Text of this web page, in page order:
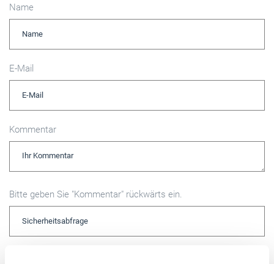
Name
E-Mail
Kommentar
Bitte geben Sie "Kommentar" rückwärts ein.